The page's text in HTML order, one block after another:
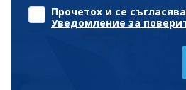
Прочетох и се
Уведомление за